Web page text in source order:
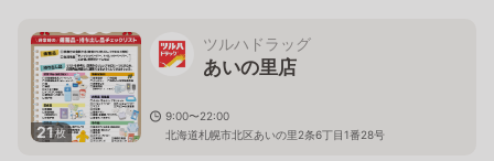
21枚
ツルハドラッグ
あいの里店
9:00〜22:00
北海道札幌市北区あいの里2条6丁目1番28号